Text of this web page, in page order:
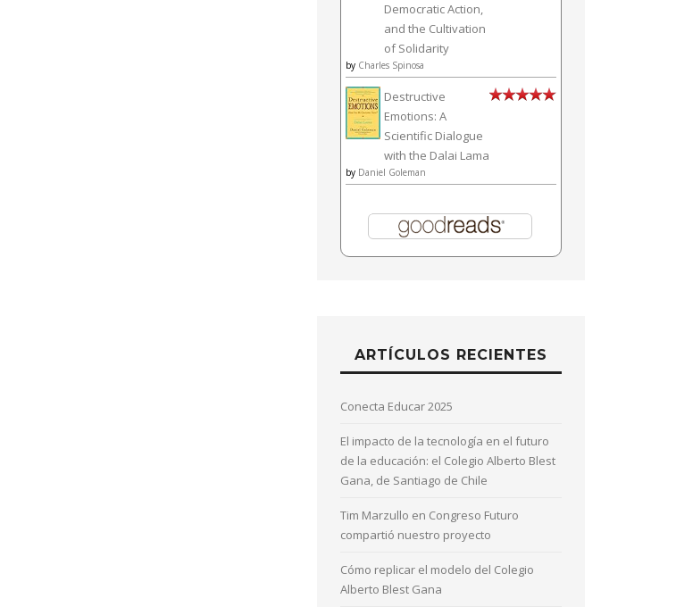
Democratic Action,
and the Cultivation
of Solidarity
by Charles Spinosa
Destructive
Emotions: A
Scientific Dialogue
with the Dalai Lama
by Daniel Goleman
ARTÍCULOS RECIENTES
Conecta Educar 2025
El impacto de la tecnología en el futuro
de la educación: el Colegio Alberto Blest
Gana, de Santiago de Chile
Tim Marzullo en Congreso Futuro
compartió nuestro proyecto
Cómo replicar el modelo del Colegio
Alberto Blest Gana